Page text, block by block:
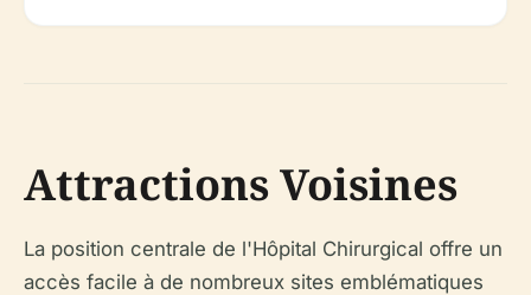
Attractions Voisines
La position centrale de l'Hôpital Chirurgical offre un
accès facile à de nombreux sites emblématiques